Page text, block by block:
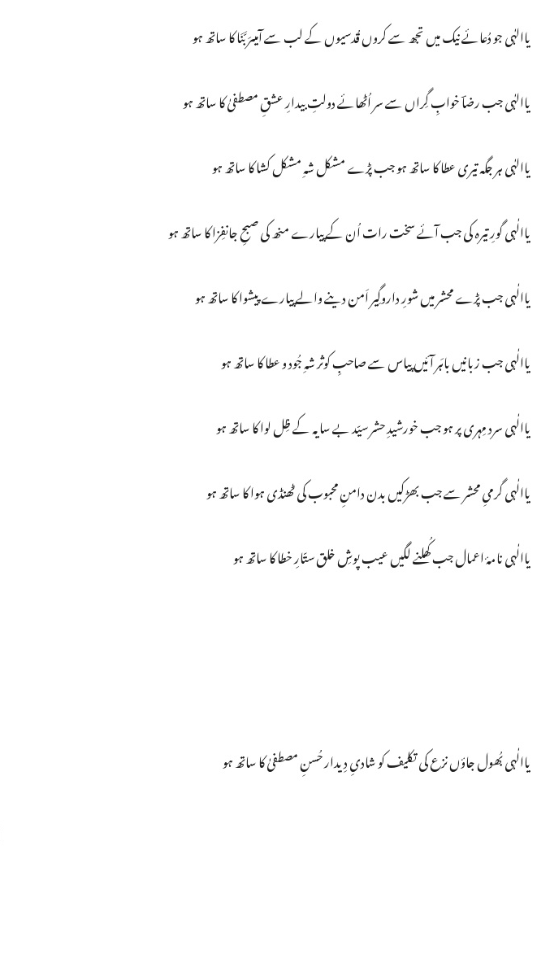
یاالہٰی جو دُعائے نیک میں تجھ سے کروں قُدسیوں کے لب سے آمیںرَبَّنَا کا ساتھ ہو
یاالہٰی جب رضاؔ خوابِ گِراں سے سر اُٹھائے دولتِ بیدارِ عشقِ مصطفیٰ کا ساتھ ہو
یاالہٰی ہر جگہ تیری عطا کا ساتھ ہو جب پڑے مشکل شہِ مشکل کشا کا ساتھ ہو
یاالٰہی گورِ تیرہ کی جب آئے سخت رات اُن کے پیارے منھ کی صبحِ جانفِزا کا ساتھ ہو
یاالٰہی جب پڑے محشر میں شورِ داروگِیر اَمن دینے والے پیارے پیشوا کا ساتھ ہو
یاالٰہی جب زبانیں باہَر آئیں پیاس سے صاحبِ کوثر شہِ جُود و عطا کا ساتھ ہو
یاالٰہی سرد مِہری پر ہو جب خورشیدِ حشر سیّد بے سایہ کے ظِل لوا کا ساتھ ہو
یاالٰہی گرمیِ محشر سے جب بھڑکیں بدن دامنِ محبوب کی ٹھنڈی ہوا کا ساتھ ہو
یاالٰہی نامۂ اعمال جب کُھلنے لگیں عیب پوشِ خلق ستّارِ خطا کا ساتھ ہو
یاالٰہی بُھول جاؤں نزع کی تکلیف کو شادیِ دِیدار حُسنِ مصطفیٰ کا ساتھ ہو